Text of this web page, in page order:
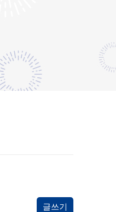
글쓰기